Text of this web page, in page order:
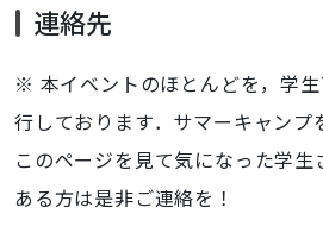
連絡先
※ 本イベントのほとんどを，学
行しております．サマーキャンプ
このページを見て気になった学
ある方は是非ご連絡を！